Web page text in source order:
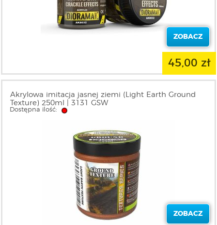
ZOBACZ
45,00 zł
Akrylowa imitacja jasnej ziemi (Light Earth Ground
Texture) 250ml | 3131 GSW
Dostępna ilość:
ZOBACZ